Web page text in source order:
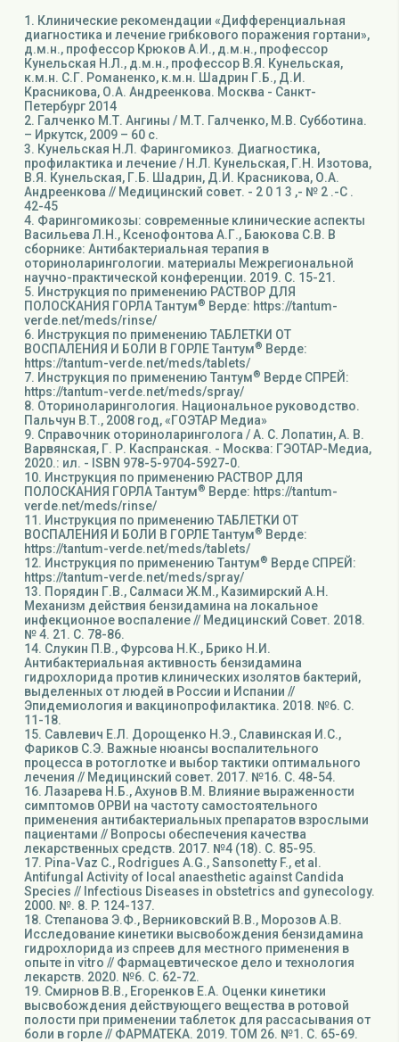
1. Клинические рекомендации «Дифференциальная
диагностика и лечение грибкового поражения гортани»,
д.м.н., профессор Крюков А.И., д.м.н., профессор
Кунельская Н.Л., д.м.н., профессор В.Я. Кунельская,
к.м.н. С.Г. Романенко, к.м.н. Шадрин Г.Б., Д.И.
Красникова, О.А. Андреенкова. Москва - Санкт-
Петербург 2014
2. Галченко М.Т. Ангины / М.Т. Галченко, М.В. Субботина.
– Иркутск, 2009 – 60 с.
3. Кунельская Н.Л. Фарингомикоз. Диагностика,
профилактика и лечение / Н.Л. Кунельская, Г.Н. Изотова,
В.Я. Кунельская, Г.Б. Шадрин, Д.И. Красникова, О.А.
Андреенкова // Медицинский совет. - 2 0 1 3 ,- № 2 .-С .
42-45
4. Фарингомикозы: современные клинические аспекты
Васильева Л.Н., Ксенофонтова А.Г., Баюкова С.В. В
сборнике: Антибактериальная терапия в
оториноларингологии. материалы Межрегиональной
научно-практической конференции. 2019. С. 15-21.
5. Инструкция по применению РАСТВОР ДЛЯ
ПОЛОСКАНИЯ ГОРЛА Тантум® Верде: https://tantum-
verde.net/meds/rinse/
6. Инструкция по применению ТАБЛЕТКИ ОТ
ВОСПАЛЕНИЯ И БОЛИ В ГОРЛЕ Тантум® Верде:
https://tantum-verde.net/meds/tablets/
7. Инструкция по применению Тантум® Верде СПРЕЙ:
https://tantum-verde.net/meds/spray/
8. Оториноларингология. Национальное руководство.
Пальчун В.Т., 2008 год, «ГОЭТАР Медиа»
9. Справочник оториноларинголога / А. С. Лопатин, А. В.
Варвянская, Г. Р. Каспранская. - Москва: ГЭОТАР-Медиа,
2020.: ил. - ISBN 978-5-9704-5927-0.
10. Инструкция по применению РАСТВОР ДЛЯ
ПОЛОСКАНИЯ ГОРЛА Тантум® Верде: https://tantum-
verde.net/meds/rinse/
11. Инструкция по применению ТАБЛЕТКИ ОТ
ВОСПАЛЕНИЯ И БОЛИ В ГОРЛЕ Тантум® Верде:
https://tantum-verde.net/meds/tablets/
12. Инструкция по применению Тантум® Верде СПРЕЙ:
https://tantum-verde.net/meds/spray/
13. Порядин Г.В., Салмаси Ж.М., Казимирский А.Н.
Механизм действия бензидамина на локальное
инфекционное воспаление // Медицинский Совет. 2018.
№ 4. 21. С. 78-86.
14. Слукин П.В., Фурсова Н.К., Брико Н.И.
Антибактериальная активность бензидамина
гидрохлорида против клинических изолятов бактерий,
выделенных от людей в России и Испании //
Эпидемиология и вакцинопрофилактика. 2018. №6. С.
11-18.
15. Савлевич Е.Л. Дорощенко Н.Э., Славинская И.С.,
Фариков С.Э. Важные нюансы воспалительного
процесса в ротоглотке и выбор тактики оптимального
лечения // Медицинский совет. 2017. №16. С. 48-54.
16. Лазарева Н.Б., Ахунов В.М. Влияние выраженности
симптомов ОРВИ на частоту самостоятельного
применения антибактериальных препаратов взрослыми
пациентами // Вопросы обеспечения качества
лекарственных средств. 2017. №4 (18). С. 85-95.
17. Pina-Vaz C., Rodrigues A.G., Sansonetty F., et al.
Antifungal Activity of local anaesthetic against Candida
Species // Infectious Diseases in obstetrics and gynecology.
2000. №. 8. P. 124-137.
18. Степанова Э.Ф., Верниковский В.В., Морозов А.В.
Исследование кинетики высвобождения бензидамина
гидрохлорида из спреев для местного применения в
опыте in vitro // Фармацевтическое дело и технология
лекарств. 2020. №6. С. 62-72.
19. Смирнов В.В., Егоренков Е.А. Оценки кинетики
высвобождения действующего вещества в ротовой
полости при применении таблеток для рассасывания от
боли в горле // ФАРМАТЕКА. 2019. ТОМ 26. №1. С. 65-69.